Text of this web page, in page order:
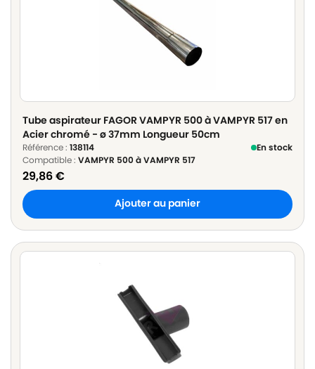
Tube aspirateur FAGOR VAMPYR 500 à VAMPYR 517 en
Acier chromé - ø 37mm Longueur 50cm
Référence : 138114
En stock
Compatible : VAMPYR 500 à VAMPYR 517
29,86€
Ajouter au panier